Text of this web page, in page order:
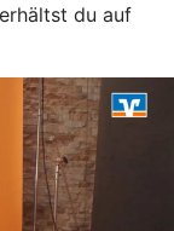
du auf